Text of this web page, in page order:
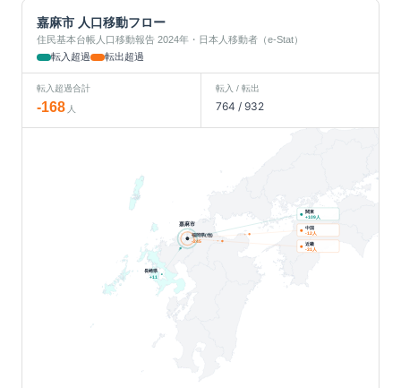
嘉麻市 人口移動フロー
住民基本台帳人口移動報告 2024年・日本人移動者（e-Stat）
転入超過
転出超過
転入超過合計
-168 人
転入 / 転出
764 / 932
長崎県
+11
福岡県(他)
-245
嘉麻市
関東
+109人
中国
-12人
近畿
-31人